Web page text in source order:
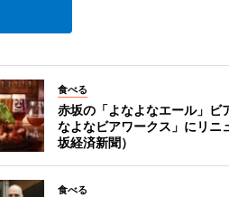
食べる
赤坂の「よなよなエール」ビ
なよなビアワークス」にリニ
坂経済新聞）
食べる